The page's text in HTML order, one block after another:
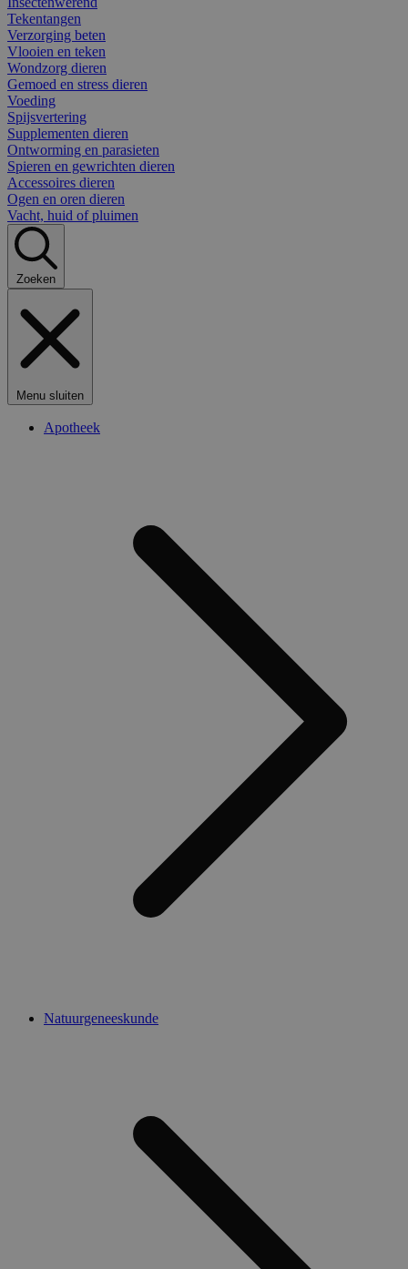
Tekentangen
Verzorging beten
Vlooien en teken
Wondzorg dieren
Gemoed en stress dieren
Voeding
Spijsvertering
Supplementen dieren
Ontworming en parasieten
Spieren en gewrichten dieren
Accessoires dieren
Ogen en oren dieren
Vacht, huid of pluimen
Zoeken
Menu sluiten
Apotheek
Natuurgeneeskunde